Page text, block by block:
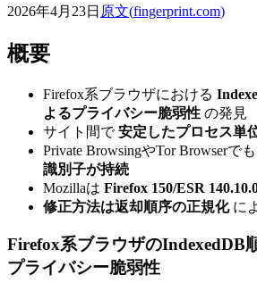
2026年4月23日 原文(fingerprint.com)
概要
Firefox系ブラウザにおける
よるプライバシー脆弱性 の発見
サイト間で安定したプロセス単
Private BrowsingやTor Browserでも
識別子が持続
Mozillaは Firefox 150/ESR
修正方法は返却順序の正規化に
Firefox系ブラウザのIndexedDB
プライバシー脆弱性